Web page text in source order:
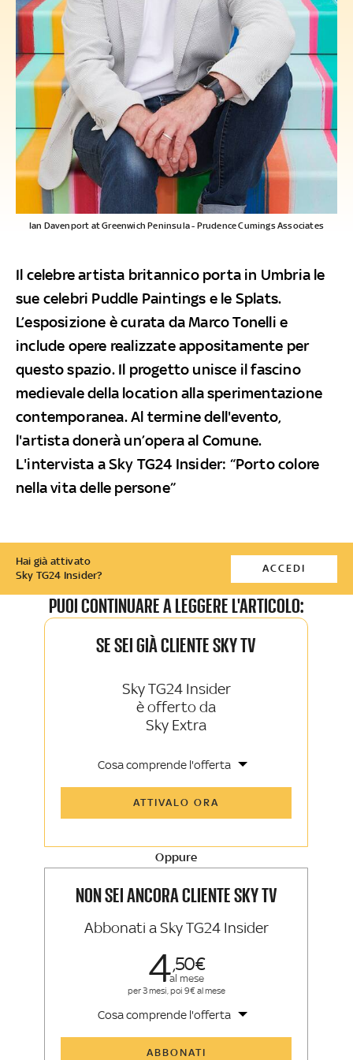
Ian Davenport at Greenwich Peninsula - Prudence Cumings Associates
Il celebre artista britannico porta in Umbria le
sue celebri Puddle Paintings e le Splats.
L’esposizione è curata da Marco Tonelli e
include opere realizzate appositamente per
questo spazio. Il progetto unisce il fascino
medievale della location alla sperimentazione
contemporanea. Al termine dell'evento,
l'artista donerà un’opera al Comune.
L'intervista a Sky TG24 Insider: “Porto colore
nella vita delle persone”
Hai già attivato
Sky TG24 Insider?
ACCEDI
PUOI CONTINUARE A LEGGERE L'ARTICOLO:
SE SEI GIÀ CLIENTE SKY TV
Sky TG24 Insider
è offerto da
Sky Extra
Cosa comprende l'offerta
Sky Sport Insider
La newsletter esclusiva di Sky TG24
ATTIVALO ORA
Oppure
NON SEI ANCORA CLIENTE SKY TV
Abbonati a Sky TG24 Insider
450
al mese
per 3 mesi, poi 9€ al mese
Cosa comprende l'offerta
ABBONATI